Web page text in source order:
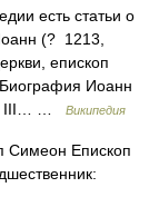
есть статьи о
(? 1213,
епископ
Иоанн
III… …
Википедия
Симеон Епископ